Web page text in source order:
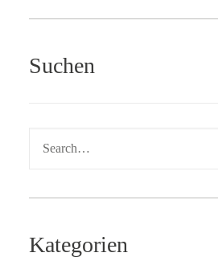
Suchen
Kategorien